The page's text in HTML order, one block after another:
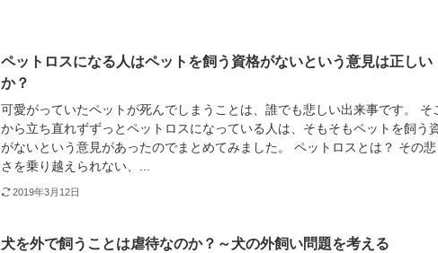
ペットロスになる人はペットを飼う資格がないという意見は正しい
か？
可愛がっていたペットが死んでしまうことは、誰でも悲しい出来事です。 そ
から立ち直れずずっとペットロスになっている人は、そもそもペットを飼う
がないという意見があったのでまとめてみました。 ペットロスとは？ その悲
さを乗り越えられない、...
2019年3月12日
犬を外で飼うことは虐待なのか？～犬の外飼い問題を考える